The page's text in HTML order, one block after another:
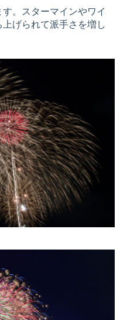
。スターマインやワイ
げられて派手さを増し